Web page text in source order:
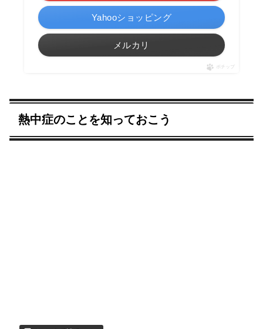
Yahooショッピング
メルカリ
ポチップ
熱中症のことを知っておこう